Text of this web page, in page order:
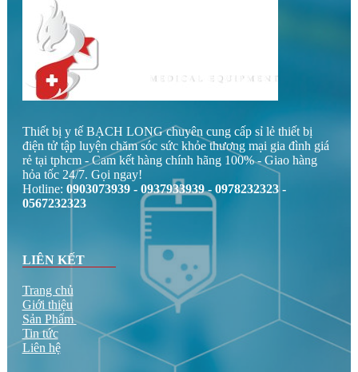
Thiết bị y tế BẠCH LONG chuyên cung cấp sỉ lẻ thiết bị
điện tử tập luyện chăm sóc sức khỏe thương mại gia đình giá
rẻ tại tphcm - Cam kết hàng chính hãng 100% - Giao hàng
hỏa tốc 24/7. Gọi ngay!
Hotline: 0903073939 - 0937933939 - 0978232323 -
0567232323
LIÊN KẾT
Trang chủ
Giới thiệu
Sản Phẩm
Tin tức
Liên hệ